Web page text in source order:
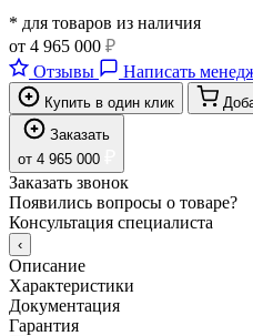
* для товаров из наличия
от 4 965 000 ₽
Отзывы
Написать
Купить в один клик
Заказать
от 4 965 000
Заказать звонок
Появились вопросы о товаре?
Консультация специалиста
‹
Описание
Характеристики
Документация
Гарантия